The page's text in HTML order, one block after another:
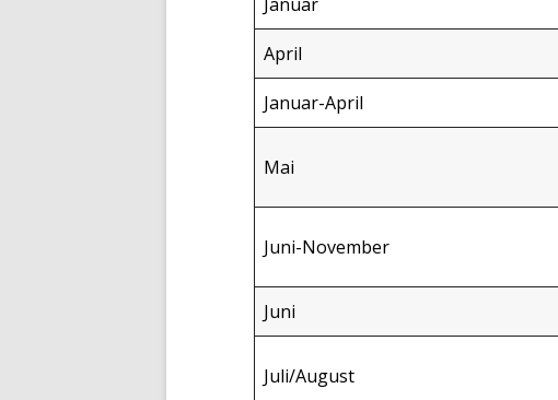
April
Januar-April
Mai
Juni-November
Juni
Juli/August